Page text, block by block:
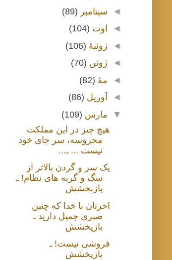
◄ سپتامبر (89)
◄
اوت (104)
◄ ژوئیهٔ (106)
◄ ژوئن (70)
◄ مهٔ (82)
◄
آوریل (86)
▼ مارس (109)
هیچ چیز در این مملکت
محروسه، سر جای خود
نیست ... ـ...
یک سر و گردن بالاتر از
سگ و گربه های نظام! ـ
بازپخشش
اجرتان با خدا که چنین
صبری جمیل دارید ـ
بازپخشش
فروشی نیست! ـ
بازپخشش